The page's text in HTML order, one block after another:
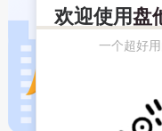
欢迎使用盘
一个超好